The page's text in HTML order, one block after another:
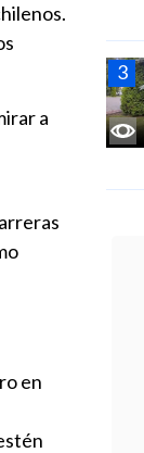
a
en